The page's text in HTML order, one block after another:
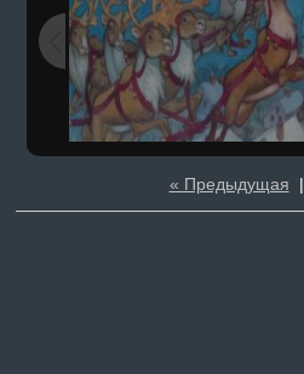
« Предыдущая |